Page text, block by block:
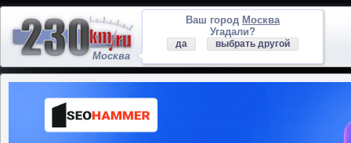
Москва
Ваш город Москва
Угадали?
да выбрать другой